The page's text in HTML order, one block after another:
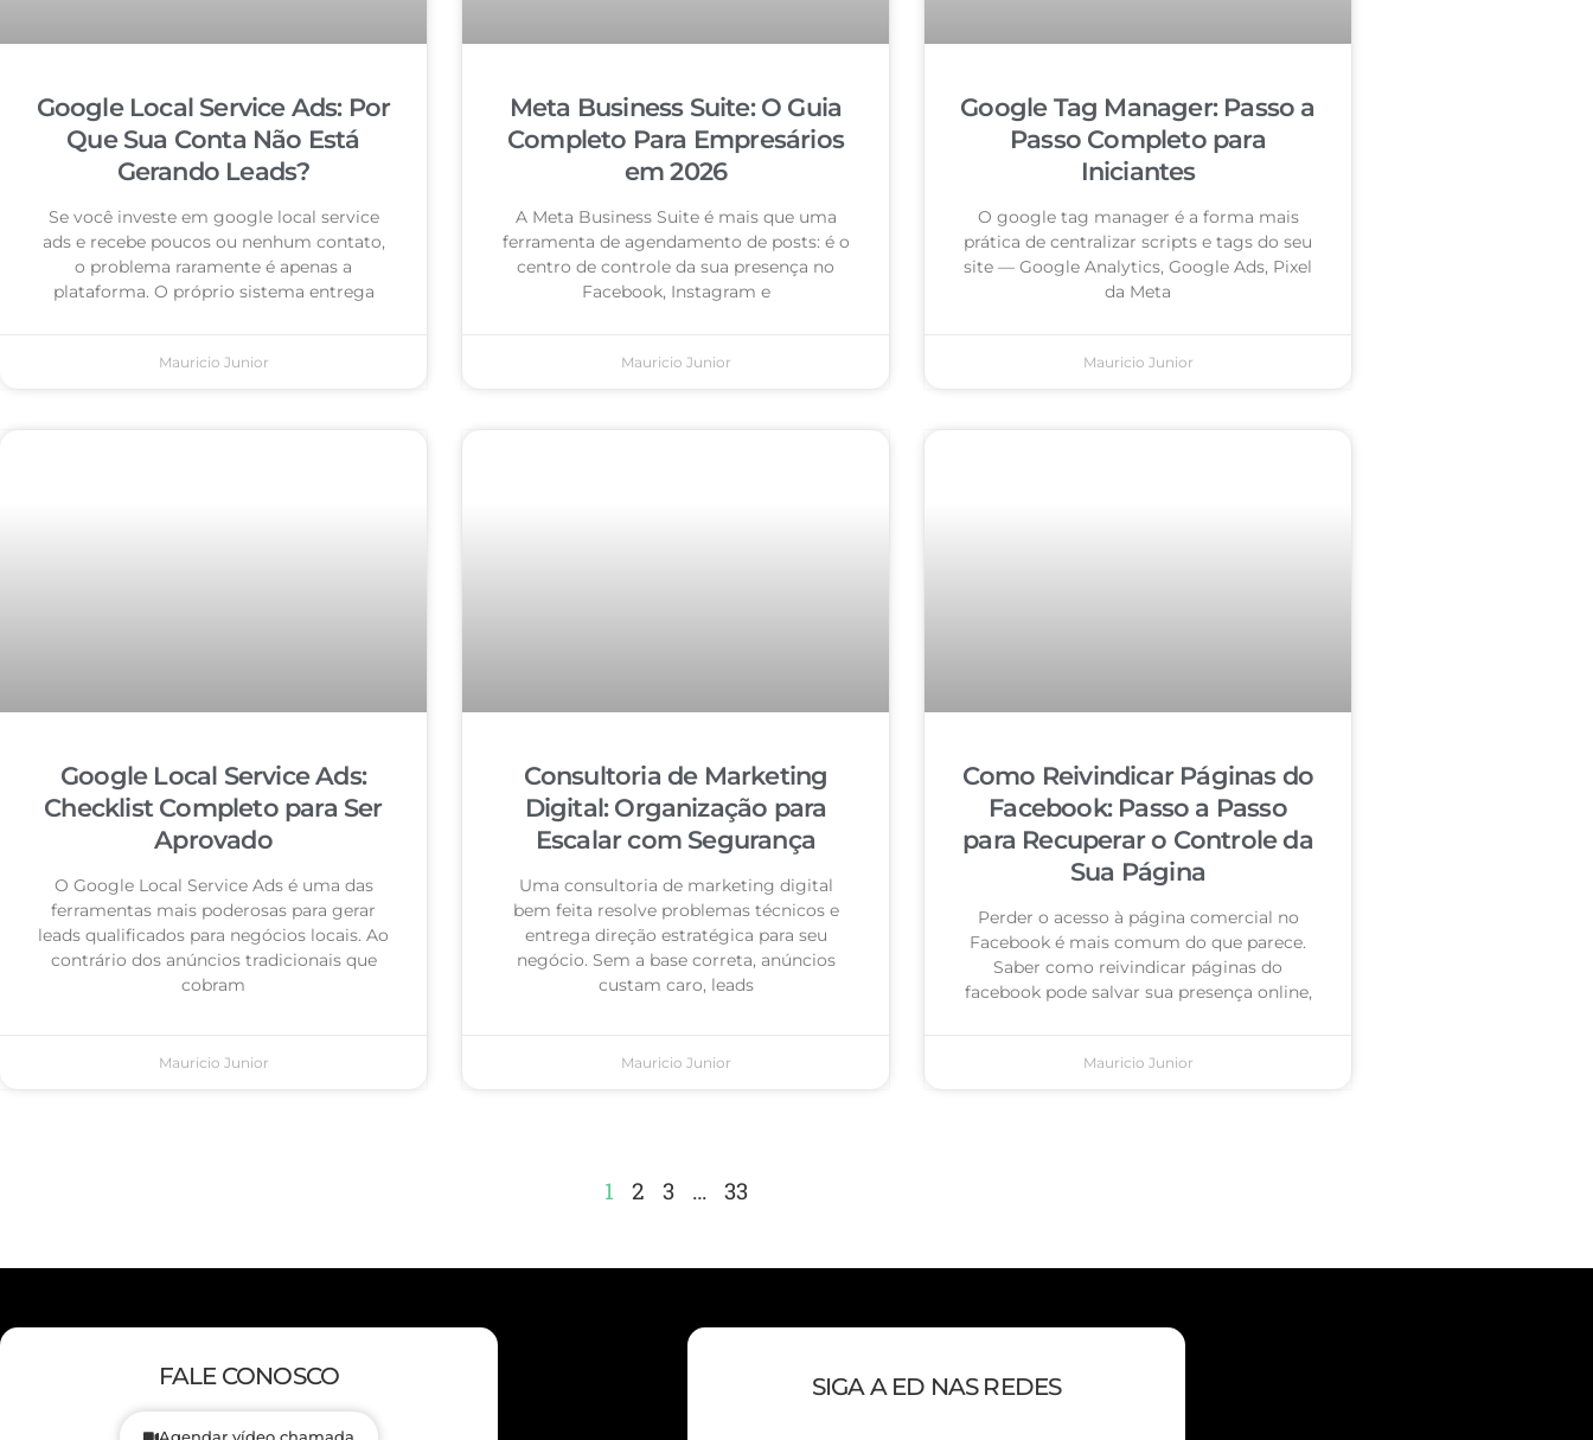
Google Local Service Ads: Por
Que Sua Conta Não Está
Gerando Leads?
Se você investe em google local service
ads e recebe poucos ou nenhum contato,
o problema raramente é apenas a
plataforma. O próprio sistema entrega
Mauricio Junior
Meta Business Suite: O Guia
Completo Para Empresários
em 2026
A Meta Business Suite é mais que uma
ferramenta de agendamento de posts: é o
centro de controle da sua presença no
Facebook, Instagram e
Mauricio Junior
Google Tag Manager: Passo a
Passo Completo para
Iniciantes
O google tag manager é a forma mais
prática de centralizar scripts e tags do seu
site — Google Analytics, Google Ads, Pixel
da Meta
Mauricio Junior
Google Local Service Ads:
Checklist Completo para Ser
Aprovado
O Google Local Service Ads é uma das
ferramentas mais poderosas para gerar
leads qualificados para negócios locais. Ao
contrário dos anúncios tradicionais que
cobram
Mauricio Junior
Consultoria de Marketing
Digital: Organização para
Escalar com Segurança
Uma consultoria de marketing digital
bem feita resolve problemas técnicos e
entrega direção estratégica para seu
negócio. Sem a base correta, anúncios
custam caro, leads
Mauricio Junior
Como Reivindicar Páginas do
Facebook: Passo a Passo
para Recuperar o Controle da
Sua Página
Perder o acesso à página comercial no
Facebook é mais comum do que parece.
Saber como reivindicar páginas do
facebook pode salvar sua presença online,
Mauricio Junior
1 2 3 … 33
FALE CONOSCO SIGA A ED NAS REDES